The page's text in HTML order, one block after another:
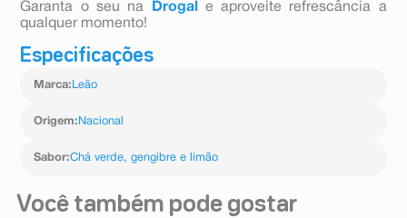
Garanta o seu na
Drogal
e aproveite refrescância a
qualquer momento!
Especificações
Marca: Leão
Origem: Nacional
Sabor:Chá verde, gengibre e limão
Você também pode gostar